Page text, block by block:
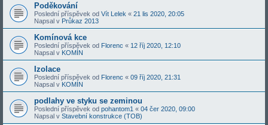
Poděkování
Poslední příspěvek od Vít Lelek « 21 lis 2020, 20:05
Napsal v Průkaz 2013
Komínová kce
Poslední příspěvek od Florenc « 12 říj 2020, 12:10
Napsal v KOMÍN
Izolace
Poslední příspěvek od Florenc « 09 říj 2020, 21:31
Napsal v KOMÍN
podlahy ve styku se zeminou
Poslední příspěvek od pohantom1 « 04 čer 2020, 09:00
Napsal v Stavební konstrukce (TOB)